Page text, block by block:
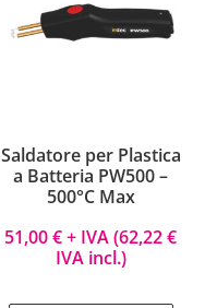
Saldatore per Plastica
a Batteria PW500 –
500°C Max
51,00€+ IVA (62,22€
IVA incl.)